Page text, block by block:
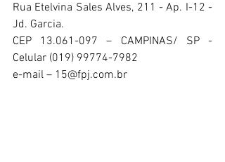
Rua Etelvina Sales Alves, 211 - Ap. I-12 -
Jd. Garcia.
CEP 13.061-097 – CAMPINAS/ SP -
Celular (019) 99774-7982
e-mail – 15@fpj.com.br